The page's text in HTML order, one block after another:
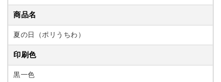
商品名
夏の日（ポリうちわ）
印刷色
黒一色